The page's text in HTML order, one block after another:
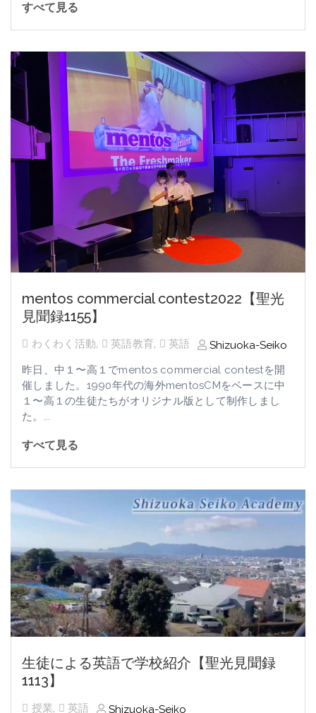
すべて見る
mentos commercial contest2022【聖光
見聞録1155】
わくわく活動, 英語教育, 英語
Shizuoka-Seiko
昨日、中１〜高１でmentos commercial contestを開
催しました。1990年代の海外mentosCMをベースに中
１〜高１の生徒たちがオリジナル版として制作しまし
た。...
すべて見る
生徒による英語で学校紹介【聖光見聞録
1113】
授業, 英語 Shizuoka-Seiko